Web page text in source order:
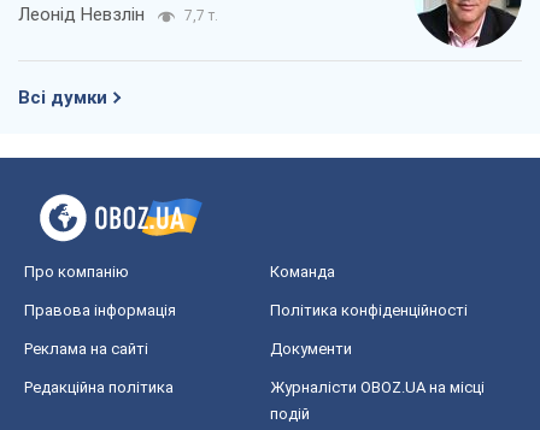
Леонід Невзлін 7,7 т.
Всі думки
Про компанію Команда
Правова інформація Політика конфіденційності
Реклама на сайті Документи
Редакційна політика
Журналісти OBOZ.UA на місці
подій